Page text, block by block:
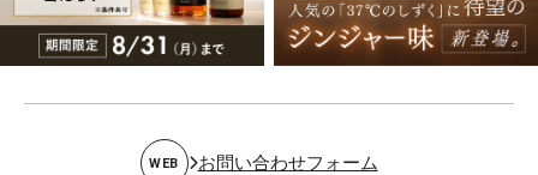
WEB お問い合わせフォーム